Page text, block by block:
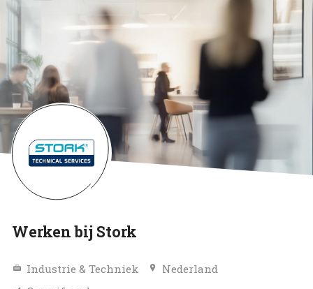
Werken bij Stork
Industrie & Techniek
Nederland